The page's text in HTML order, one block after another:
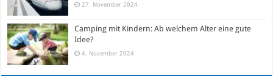
27. November 2024
Camping mit Kindern: Ab welchem Alter eine gute
Idee?
4. November 2024